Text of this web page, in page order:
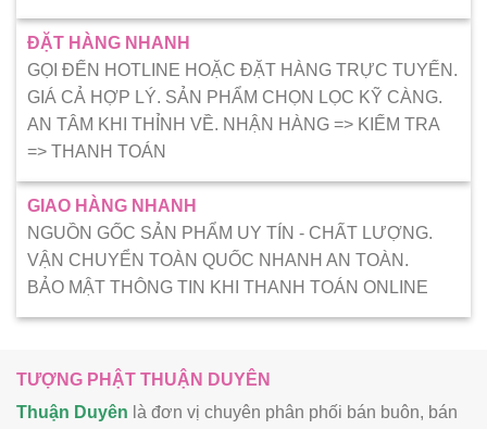
ĐẶT HÀNG NHANH
GỌI ĐẾN HOTLINE HOẶC ĐẶT HÀNG TRỰC TUYẾN.
GIÁ CẢ HỢP LÝ. SẢN PHẨM CHỌN LỌC KỸ CÀNG.
AN TÂM KHI THỈNH VỀ. NHẬN HÀNG => KIẾM TRA
=> THANH TOÁN
GIAO HÀNG NHANH
NGUỒN GỐC SẢN PHẨM UY TÍN - CHẤT LƯỢNG.
VẬN CHUYỂN TOÀN QUỐC NHANH AN TOÀN.
BẢO MẬT THÔNG TIN KHI THANH TOÁN ONLINE
TƯỢNG PHẬT THUẬN DUYÊN
Thuận Duyên là đơn vị chuyên phân phối bán buôn, bán